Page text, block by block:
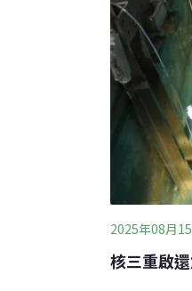
2025年08月
核三重啟